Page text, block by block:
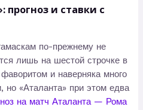
и ставки с
по-прежнему не
лишь на шестой строчке в
и наверняка много
но «Аталанта» при этом едва
на матч Аталанта — Рома